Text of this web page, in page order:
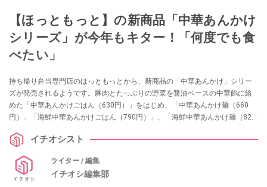
【ほっともっと】の新商品「中華あんかけ
シリーズ」が今年もキター！「何度でも食
べたい」
持ち帰り弁当専門店のほっともっとから、新商品の「中華あんかけ」シリー
ズが発売されるようです。豚肉とたっぷりの野菜を醤油ベースの中華餡に絡
めた「中華あんかけごはん（630円）」をはじめ、「中華あんかけ麺（660
円）」「海鮮中華あんかけごはん（790円）」、「海鮮中華あんかけ麺（820
になる方はぜひお買い物の参考にしてみてくださいね。
イチオシスト
ライター / 編集
イチオシ編集部